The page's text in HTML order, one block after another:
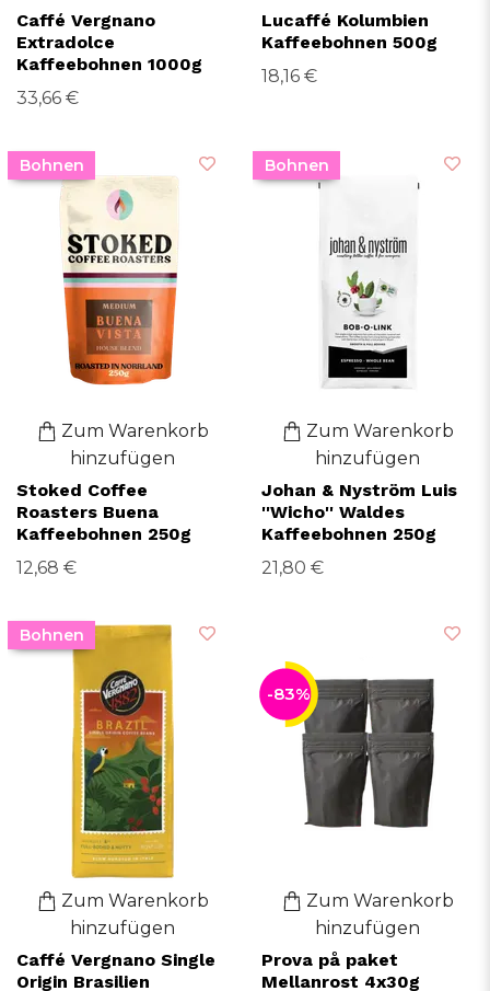
Caffé Vergnano
Extradolce
Kaffeebohnen 1000g
33,66 €
Lucaffé Kolumbien
Kaffeebohnen 500g
18,16 €
Bohnen
Zum Warenkorb
hinzufügen
Stoked Coffee
Roasters Buena
Kaffeebohnen 250g
12,68 €
Bohnen
Zum Warenkorb
hinzufügen
Johan & Nyström Luis
''Wicho'' Waldes
Kaffeebohnen 250g
21,80 €
Bohnen
Zum Warenkorb
hinzufügen
Caffé Vergnano Single
Origin Brasilien
-83%
Zum Warenkorb
hinzufügen
Prova på paket
Mellanrost 4x30g